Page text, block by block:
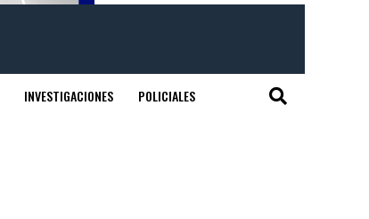
INVESTIGACIONES POLICIALES